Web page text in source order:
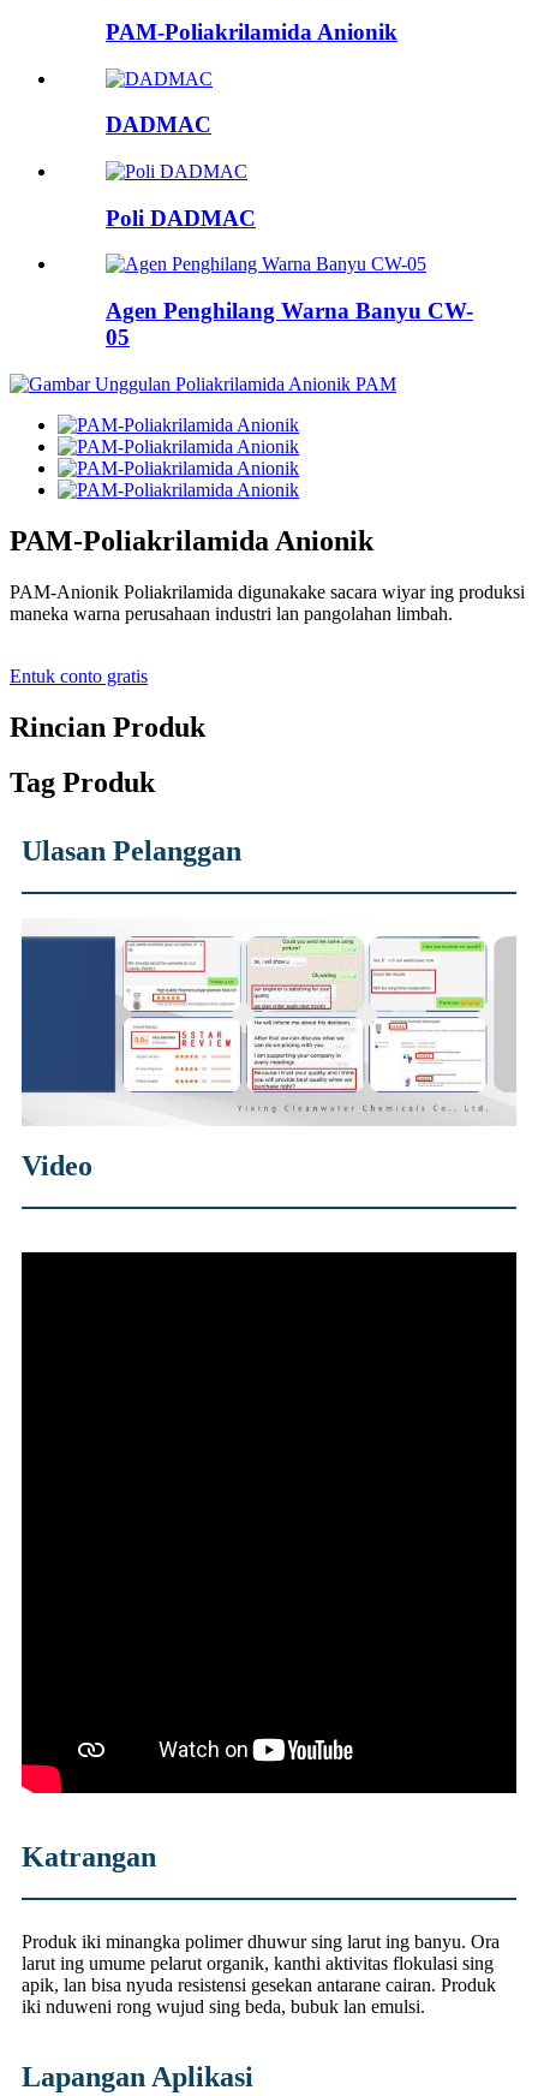
PAM-Poliakrilamida Anionik
DADMAC
Poli DADMAC
Agen Penghilang Warna Banyu CW-
05
PAM-Poliakrilamida Anionik
PAM-Anionik Poliakrilamida digunakake sacara wiyar ing produksi
maneka warna perusahaan industri lan pangolahan limbah.
Entuk conto gratis
Rincian Produk
Tag Produk
Ulasan Pelanggan
Video
Katrangan
Produk iki minangka polimer dhuwur sing larut ing banyu. Ora
larut ing umume pelarut organik, kanthi aktivitas flokulasi sing
apik, lan bisa nyuda resistensi gesekan antarane cairan. Produk
iki nduweni rong wujud sing beda, bubuk lan emulsi.
Lapangan Aplikasi